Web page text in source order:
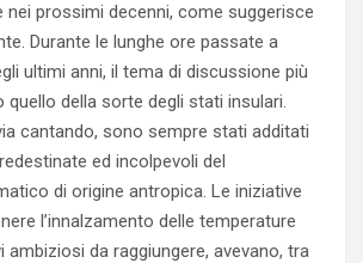
nei prossimi decenni, come suggerisce
Durante le lunghe ore passate a
ultimi anni, il tema di discussione più
della sorte degli stati insulari.
cantando, sono sempre stati additati
ed incolpevoli del
di origine antropica. Le iniziative
l’innalzamento delle temperature
ambiziosi da raggiungere, avevano, tra